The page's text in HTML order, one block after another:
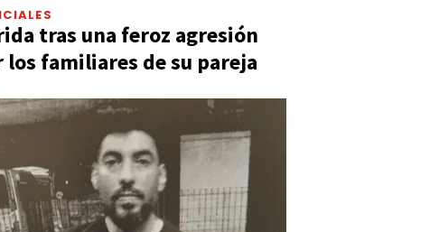
tras una feroz agresión
los familiares de su pareja